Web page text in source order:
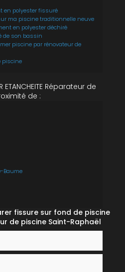
en polyester fissuré
ma piscine traditionnelle neuve
en polyester déchiré
de son bassin
piscine par rénovateur de
piscine
ETANCHEITE Réparateur de
de :
Baume
fissure sur fond de piscine
de piscine Saint-Raphaël